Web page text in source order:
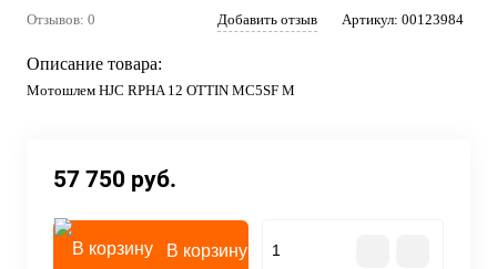
Отзывов: 0 Добавить отзыв Артикул: 00123984
Описание товара:
Мотошлем HJC RPHA 12 OTTIN MC5SF M
57 750 руб.
В корзину